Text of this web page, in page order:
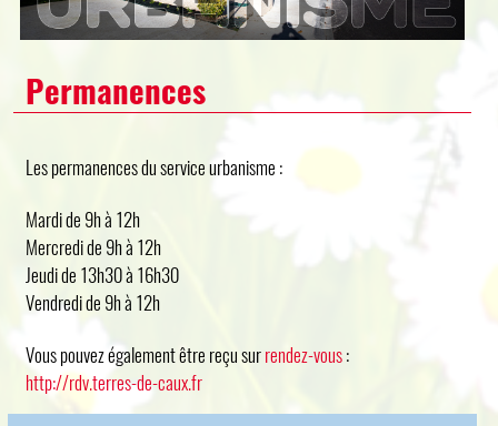
Permanences
Les permanences du service urbanisme :
Mardi de 9h à 12h
Mercredi de 9h à 12h
Jeudi de 13h30 à 16h30
Vendredi de 9h à 12h
Vous pouvez également être reçu surrendez-vous:
http://rdv.terres-de-caux.fr